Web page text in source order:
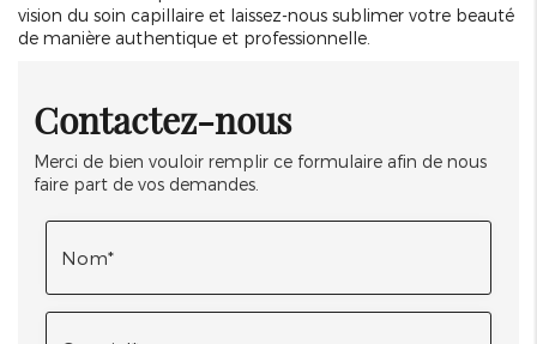
vision du soin capillaire et laissez-nous sublimer votre beauté
de manière authentique et professionnelle.
Contactez-nous
Merci de bien vouloir remplir ce formulaire afin de nous
faire part de vos demandes.